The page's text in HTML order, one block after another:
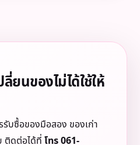
ยนของไม่ได้ใช้ให้
รับซื้อของมือสอง ของเก่า
ติดต่อได้ที่ โทร 061-